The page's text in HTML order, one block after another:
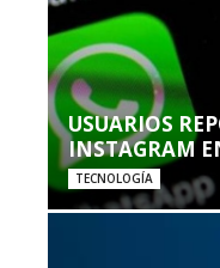
USUARIOS
INSTAGRAM
TECNOLOGÍA